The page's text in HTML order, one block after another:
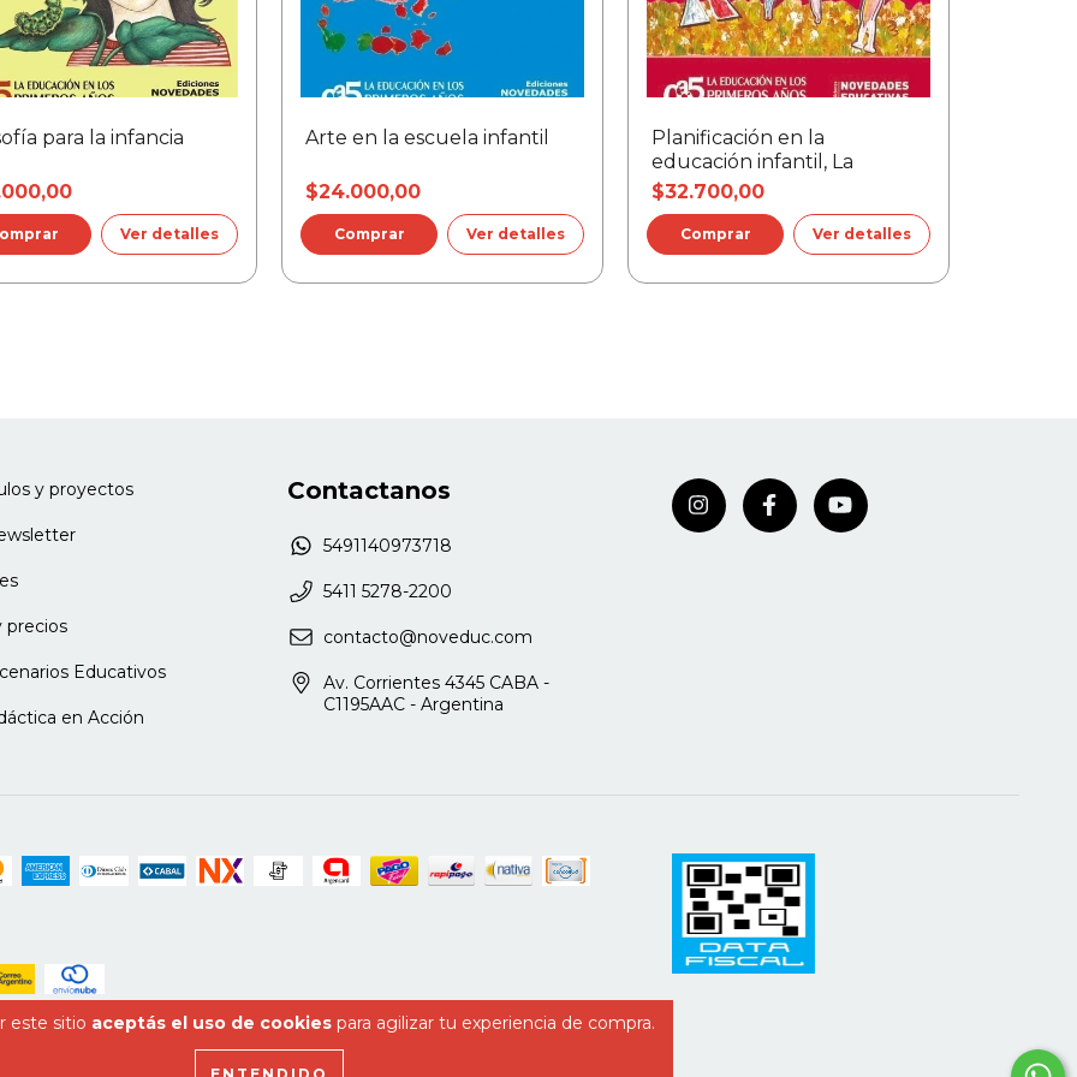
este sitio aceptás el uso de cookiespara agilizar tu experiencia de compra.
territorio de lo común
sala
o un chiste
o como incongruencia
para la infancia
Ver detalles
Arte en la escuela infantil
$24.000,00
Ver detalles
Planificación en la
educación infantil, La
$32.700,00
Ver detalles
y proyectos
precios
Educativos
en Acción
Contactanos
5491140973718
5411 5278-2200
contacto@noveduc.com
Av. Corrientes 4345 CABA -
C1195AAC - Argentina